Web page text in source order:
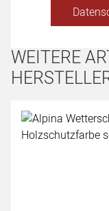
WEITERE
Artikel